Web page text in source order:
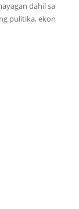
dahil sa
pulitika, ekon